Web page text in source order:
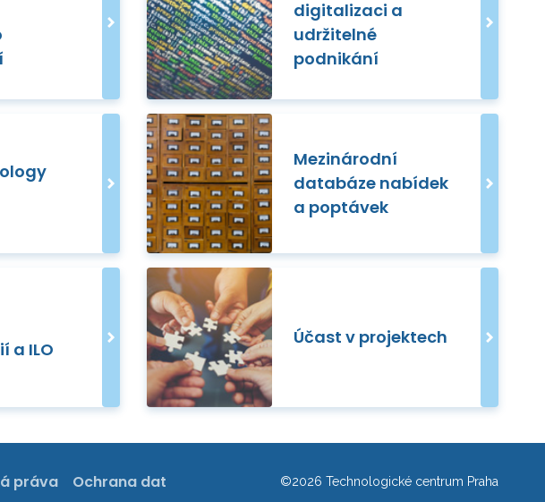
digitalizaci a
udržitelné
podnikání
Mezinárodní
databáze nabídek
a poptávek
a ILO
Účast v projektech
práva Ochrana dat ©2026 Technologické centrum Praha